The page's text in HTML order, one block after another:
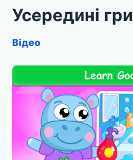
Усередині гри
Відео